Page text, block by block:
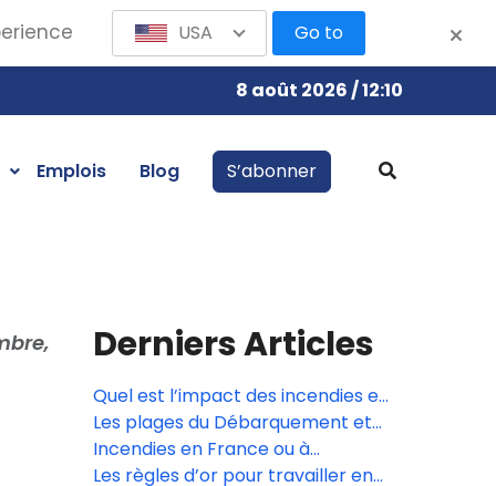
8 août 2026 / 12:10
Emplois Blog S’abonner
Derniers Articles
Quel est l’impact des incendies en
Gironde?
Les plages du Débarquement et
les Forteresses royales du
Languedoc inscrites à l’Unesco
Incendies en France ou à
l’étranger: quels sont les droits
Les règles d’or pour travailler en
USA Go to